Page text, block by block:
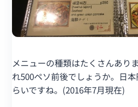
メニューの種類はたくさんあり
れ500ペソ前後でしょうか。日本
らいですね。(2016年7月現在)